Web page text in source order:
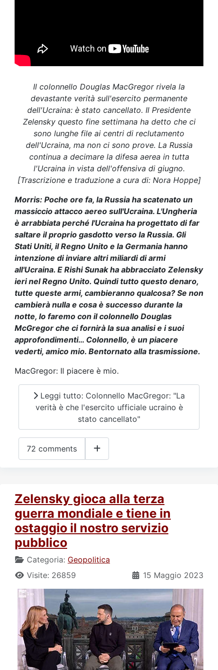
Il colonnello Douglas MacGregor rivela la
devastante verità sull'esercito permanente
dell'Ucraina: è stato cancellato. Il Presidente
Zelensky questo fine settimana ha detto che ci
sono lunghe file ai centri di reclutamento
dell'Ucraina, ma non ci sono prove. La Russia
continua a decimare la difesa aerea in tutta
l'Ucraina in vista dell'offensiva di giugno.
[Trascrizione e traduzione a cura di: Nora Hoppe]
Morris: Poche ore fa, la Russia ha scatenato un
massiccio attacco aereo sull'Ucraina. L'Ungheria
è arrabbiata perché l'Ucraina ha progettato di far
saltare il proprio gasdotto verso la Russia. Gli
Stati Uniti, il Regno Unito e la Germania hanno
intenzione di inviare altri miliardi di armi
all'Ucraina. E Rishi Sunak ha abbracciato Zelensky
ieri nel Regno Unito. Quindi tutto questo denaro,
tutte queste armi, cambieranno qualcosa? Se non
cambierà nulla e cosa è successo durante la
notte, lo faremo con il colonnello Douglas
McGregor che ci fornirà la sua analisi e i suoi
approfondimenti… Colonnello, è un piacere
vederti, amico mio. Bentornato alla trasmissione.
MacGregor: Il piacere è mio.
Leggi tutto: Colonnello MacGregor: "La
verità è che l'esercito ufficiale ucraino è
stato cancellato"
72 comments
Zelensky gioca alla terza
guerra mondiale e tiene in
ostaggio il nostro servizio
pubblico
Categoria: Geopolitica
15 Maggio 2023
Visite: 26859